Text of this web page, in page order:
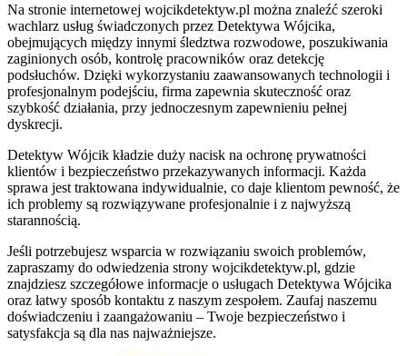
Na stronie internetowej wojcikdetektyw.pl można znaleźć szeroki
wachlarz usług świadczonych przez Detektywa Wójcika,
obejmujących między innymi śledztwa rozwodowe, poszukiwania
zaginionych osób, kontrolę pracowników oraz detekcję
podsłuchów. Dzięki wykorzystaniu zaawansowanych technologii i
profesjonalnym podejściu, firma zapewnia skuteczność oraz
szybkość działania, przy jednoczesnym zapewnieniu pełnej
dyskrecji.
Detektyw Wójcik kładzie duży nacisk na ochronę prywatności
klientów i bezpieczeństwo przekazywanych informacji. Każda
sprawa jest traktowana indywidualnie, co daje klientom pewność, że
ich problemy są rozwiązywane profesjonalnie i z najwyższą
starannością.
Jeśli potrzebujesz wsparcia w rozwiązaniu swoich problemów,
zapraszamy do odwiedzenia strony wojcikdetektyw.pl, gdzie
znajdziesz szczegółowe informacje o usługach Detektywa Wójcika
oraz łatwy sposób kontaktu z naszym zespołem. Zaufaj naszemu
doświadczeniu i zaangażowaniu – Twoje bezpieczeństwo i
satysfakcja są dla nas najważniejsze.